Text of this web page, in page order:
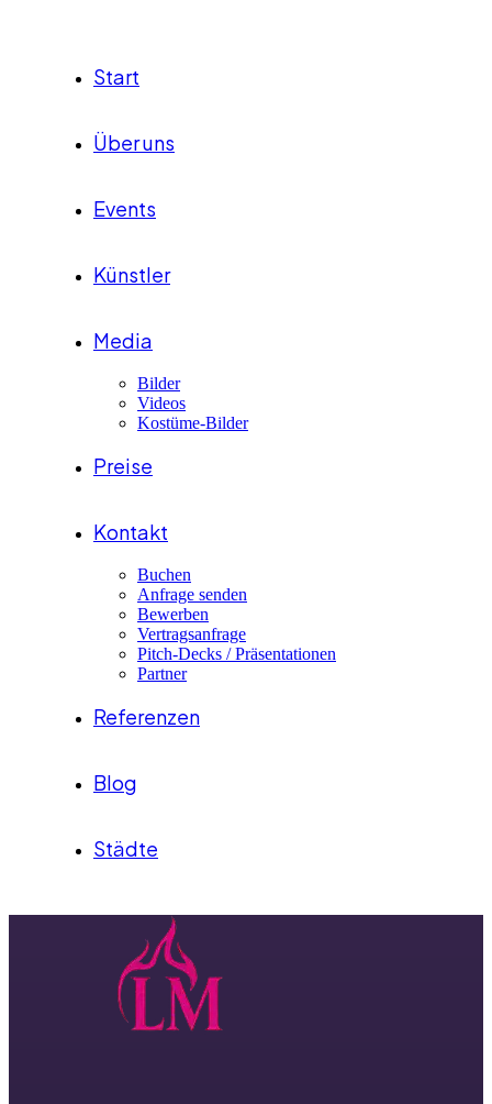
Start
Über uns
Events
Künstler
Media
Bilder
Videos
Kostüme-Bilder
Preise
Kontakt
Buchen
Anfrage senden
Bewerben
Vertragsanfrage
Pitch-Decks / Präsentationen
Partner
Referenzen
Blog
Städte